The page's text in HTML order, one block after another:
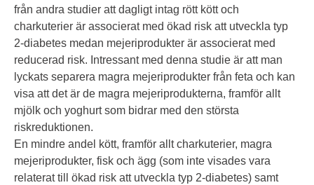
från andra studier att dagligt intag rött kött och
charkuterier är associerat med ökad risk att utveckla typ
2-diabetes medan mejeriprodukter är associerat med
reducerad risk. Intressant med denna studie är att man
lyckats separera magra mejeriprodukter från feta och kan
visa att det är de magra mejeriprodukterna, framför allt
mjölk och yoghurt som bidrar med den största
riskreduktionen.
En mindre andel kött, framför allt charkuterier, magra
mejeriprodukter, fisk och ägg (som inte visades vara
relaterat till ökad risk att utveckla typ 2-diabetes) samt